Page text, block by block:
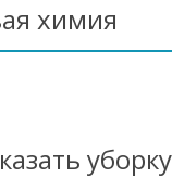
химия
уборку